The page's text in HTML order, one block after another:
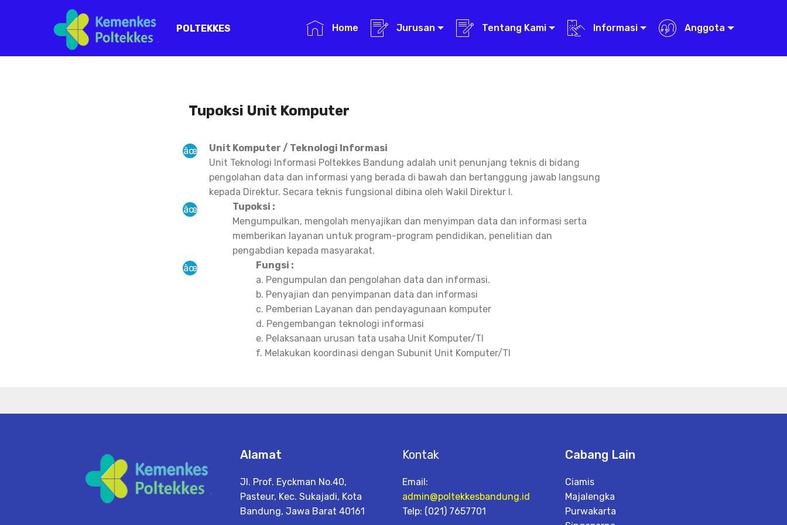
POLTEKKES Home Jurusan Tentang Kami Informasi Anggota
Tupoksi Unit Komputer
Unit Komputer / Teknologi Informasi
Unit Teknologi Informasi Poltekkes Bandung adalah unit penunjang teknis di bidang
pengolahan data dan informasi yang berada di bawah dan bertanggung jawab langsung
kepada Direktur. Secara teknis fungsional dibina oleh Wakil Direktur I.
Tupoksi :
Mengumpulkan, mengolah menyajikan dan menyimpan data dan informasi serta
memberikan layanan untuk program-program pendidikan, penelitian dan
pengabdian kepada masyarakat.
Fungsi :
a. Pengumpulan dan pengolahan data dan informasi.
b. Penyajian dan penyimpanan data dan informasi
c. Pemberian Layanan dan pendayagunaan komputer
d. Pengembangan teknologi informasi
e. Pelaksanaan urusan tata usaha Unit Komputer/TI
f. Melakukan koordinasi dengan Subunit Unit Komputer/TI
Alamat
Jl. Prof. Eyckman No.40,
Pasteur, Kec. Sukajadi, Kota
Bandung, Jawa Barat 40161
Kontak
Email:
admin@poltekkesbandung.id
Telp: (021) 7657701
Cabang Lain
Ciamis
Majalengka
Purwakarta